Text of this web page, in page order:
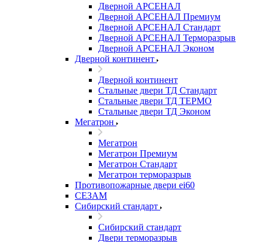
Дверной АРСЕНАЛ
Дверной АРСЕНАЛ Премиум
Дверной АРСЕНАЛ Стандарт
Дверной АРСЕНАЛ Терморазрыв
Дверной АРСЕНАЛ Эконом
Дверной континент
Дверной континент
Стальные двери ТД Стандарт
Стальные двери ТД ТЕРМО
Стальные двери ТД Эконом
Мегатрон
Мегатрон
Мегатрон Премиум
Мегатрон Стандарт
Мегатрон терморазрыв
Противопожарные двери ei60
СЕЗАМ
Сибирский стандарт
Сибирский стандарт
Двери терморазрыв